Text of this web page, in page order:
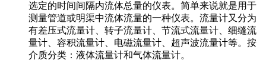
选定的时间间隔内流体总量的仪表。简单来说就是用于
测量管道或明渠中流体流量的一种仪表。流量计又分为
有差压式流量计、转子流量计、节流式流量计、细缝流
量计、容积流量计、电磁流量计、超声波流量计等。按
介质分类：液体流量计和气体流量计。